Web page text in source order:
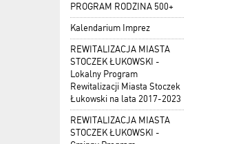
PROGRAM RODZINA 500+
Kalendarium Imprez
REWITALIZACJA MIASTA
STOCZEK ŁUKOWSKI -
Lokalny Program
Rewitalizacji Miasta Stoczek
Łukowski na lata 2017-2023
REWITALIZACJA MIASTA
STOCZEK ŁUKOWSKI -